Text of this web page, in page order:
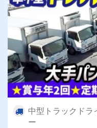
中型トラックドラ
ー